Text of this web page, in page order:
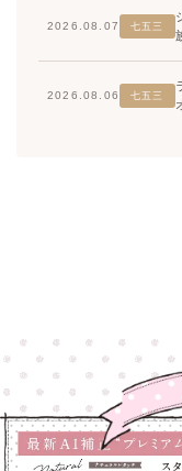
2026.08.07 七五三
2026.08.06 七五三